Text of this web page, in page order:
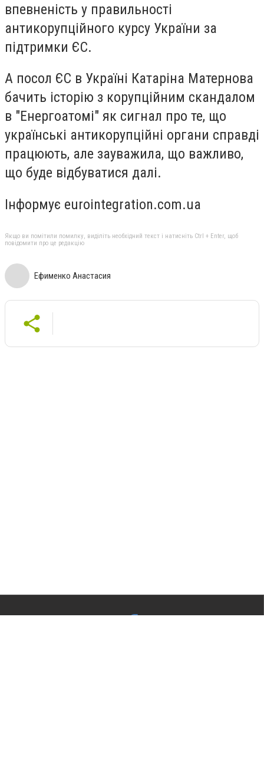
впевненість у правильності
антикорупційного курсу України за
підтримки ЄС.
А посол ЄС в Україні Катаріна Матернова
бачить історію з корупційним скандалом
в "Енергоатомі" як сигнал про те, що
українські антикорупційні органи справді
працюють, але зауважила, що важливо,
що буде відбуватися далі.
Інформує eurointegration.com.ua
Якщо ви помітили помилку, виділіть необхідний текст і натисніть Ctrl + Enter, щоб
повідомити про це редакцію
Ефименко Анастасия